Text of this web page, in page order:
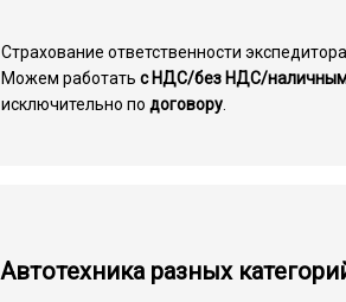
Страхование ответственности
Можем работатьс НДС/без НДС/
исключительно подоговору
Автотехника разных